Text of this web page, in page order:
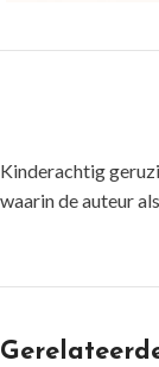
Kinderachtig
waarin de auteur